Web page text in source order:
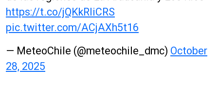
https://t.co/jQKkRliCRS
pic.twitter.com/ACjAXh5t16
— MeteoChile (@meteochile_dmc) October
28, 2025